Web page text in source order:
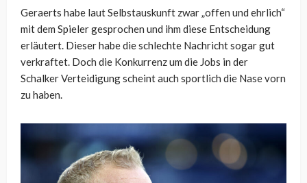
Geraerts habe laut Selbstauskunft zwar „offen und ehrlich“
mit dem Spieler gesprochen und ihm diese Entscheidung
erläutert. Dieser habe die schlechte Nachricht sogar gut
verkraftet. Doch die Konkurrenz um die Jobs in der
Schalker Verteidigung scheint auch sportlich die Nase vorn
zu haben.